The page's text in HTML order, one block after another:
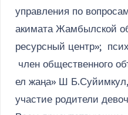
управления по
акимата Жамбылской
ресурсный центр»;
член общественного
ел жаңа» Ш
участие родители